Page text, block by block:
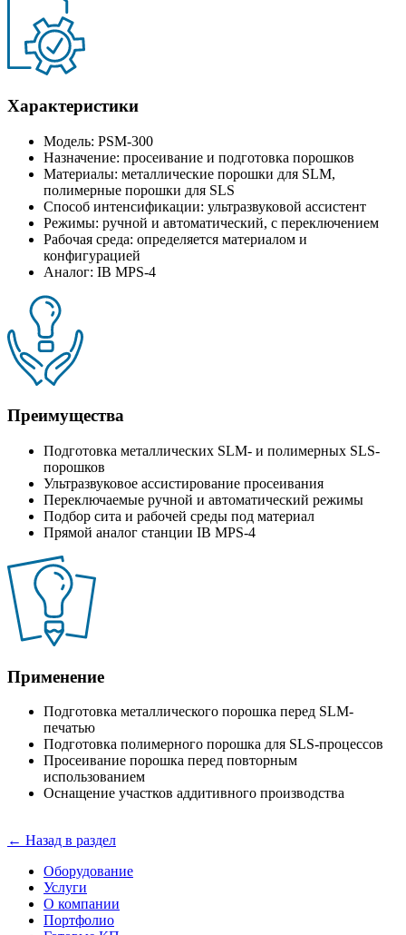
Характеристики
Модель: PSM-300
Назначение: просеивание и подготовка порошков
Материалы: металлические порошки для SLM,
полимерные порошки для SLS
Способ интенсификации: ультразвуковой ассистент
Режимы: ручной и автоматический, с переключением
Рабочая среда: определяется материалом и
конфигурацией
Аналог: IB MPS-4
Преимущества
Подготовка металлических SLM- и полимерных SLS-
порошков
Ультразвуковое ассистирование просеивания
Переключаемые ручной и автоматический режимы
Подбор сита и рабочей среды под материал
Прямой аналог станции IB MPS-4
Применение
Подготовка металлического порошка перед SLM-
печатью
Подготовка полимерного порошка для SLS-процессов
Просеивание порошка перед повторным
использованием
Оснащение участков аддитивного производства
← Назад в раздел
Оборудование
Услуги
О компании
Портфолио